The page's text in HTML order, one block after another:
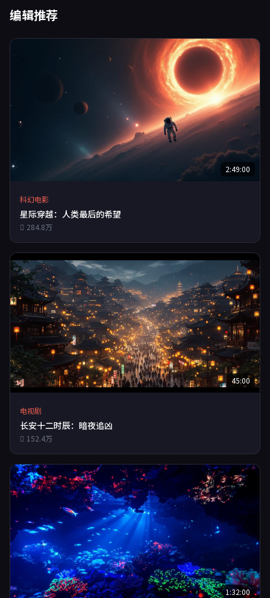
编辑推荐
2:49:00
科幻电影
星际穿越：人类最后的希望
284.8万
45:00
电视剧
长安十二时辰：暗夜追凶
152.4万
1:32:00